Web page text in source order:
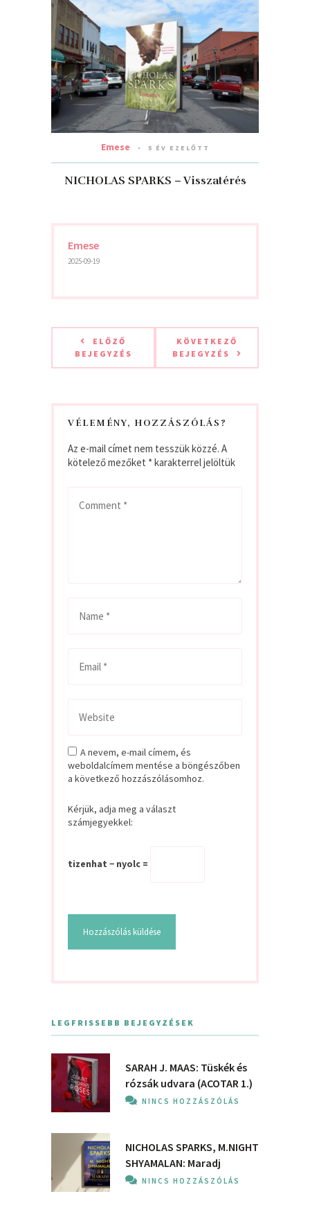
Emese 5 ÉV EZELŐTT
NICHOLAS SPARKS – Visszatérés
Emese
2025-09-19
ELŐZŐ
BEJEGYZÉS
KÖVETKEZŐ
BEJEGYZÉS
VÉLEMÉNY, HOZZÁSZÓLÁS?
Az e-mail címet nem tesszük közzé. A
kötelező mezőket *karakterrel jelöltük
A nevem, e-mail címem, és
weboldalcímem mentése a böngészőben
a következő hozzászólásomhoz.
Kérjük, adja meg a választ
számjegyekkel:
tizenhat − nyolc =
LEGFRISSEBB BEJEGYZÉSEK
SARAH J. MAAS: Tüskék és
rózsák udvara (ACOTAR 1.)
NINCS HOZZÁSZÓLÁS
NICHOLAS SPARKS, M.NIGHT
SHYAMALAN: Maradj
NINCS HOZZÁSZÓLÁS